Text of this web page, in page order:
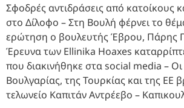
Σφοδρές αντιδράσεις από κατοίκους
στο Δίλοφο – Στη Βουλή φέρνει το
ερώτηση ο βουλευτής Έβρου, Πάρης
Έρευνα των Ellinika Hoaxes
που διακινήθηκε στα social media – Οι
Βουλγαρίας, της Τουρκίας και της ΕΕ
τελωνείο Καπιτάν Αντρέεβο –